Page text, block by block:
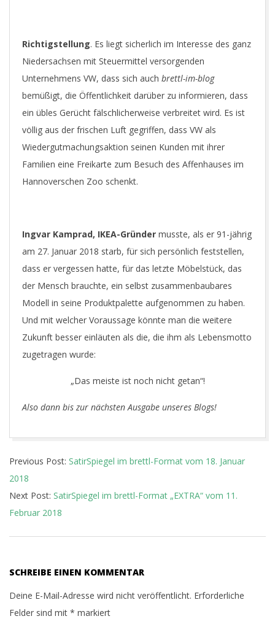
Richtigstellung. Es liegt sicherlich im Interesse des ganz
Niedersachsen mit Steuermittel versorgenden
Unternehmens VW, dass sich auch brettl-im-blog
bemüßigt, die Öffentlichkeit darüber zu informieren, dass
ein übles Gerücht fälschlicherweise verbreitet wird. Es ist
völlig aus der frischen Luft gegriffen, dass VW als
Wiedergutmachungsaktion seinen Kunden mit ihrer
Familien eine Freikarte zum Besuch des Affenhauses im
Hannoverschen Zoo schenkt.
Ingvar Kamprad, IKEA-Gründer musste, als er 91-jährig
am 27. Januar 2018 starb, für sich persönlich feststellen,
dass er vergessen hatte, für das letzte Möbelstück, das
der Mensch brauchte, ein selbst zusammenbaubares
Modell in seine Produktpalette aufgenommen zu haben.
Und mit welcher Voraussage könnte man die weitere
Zukunft besser einläuten als die, die ihm als Lebensmotto
zugetragen wurde:
„Das meiste ist noch nicht getan“!
Also dann bis zur nächsten Ausgabe unseres Blogs!
02-
09
Previous Post: SatirSpiegel im brettl-Format vom 18. Januar
2018
Next Post: SatirSpiegel im brettl-Format „EXTRA“ vom 11.
Februar 2018
SCHREIBE EINEN KOMMENTAR
Deine E-Mail-Adresse wird nicht veröffentlicht. Erforderliche
Felder sind mit * markiert